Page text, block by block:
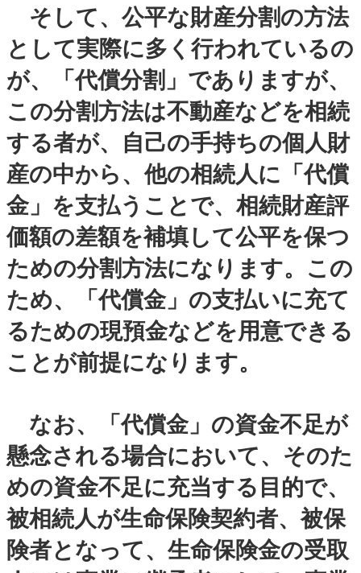
そして、公平な財産分割の方法
として実際に多く行われているの
が、「代償分割」でありますが、
この分割方法は不動産などを相続
する者が、自己の手持ちの個人財
産の中から、他の相続人に「代償
金」を支払うことで、相続財産評
価額の差額を補填して公平を保つ
ための分割方法になります。この
ため、「代償金」の支払いに充て
るための現預金などを用意できる
ことが前提になります。
なお、「代償金」の資金不足が
懸念される場合において、そのた
めの資金不足に充当する目的で、
被相続人が生命保険契約者、被保
険者となって、生命保険金の受取